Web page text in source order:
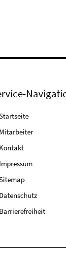
Mitarbeiter
Kontakt
Impressum
Datenschutz
Barrierefreiheit